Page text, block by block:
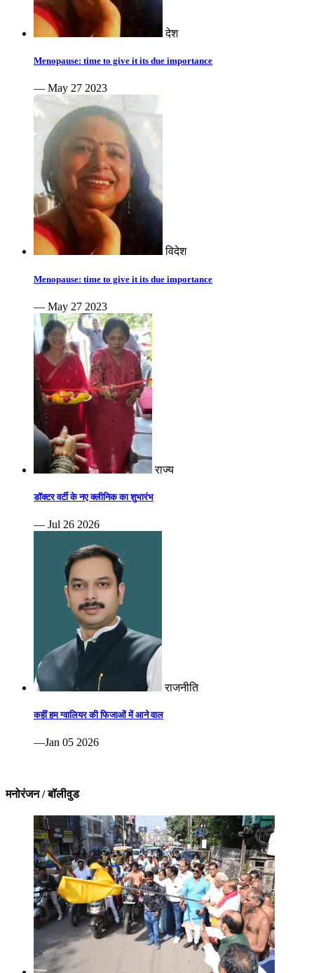
देश
Menopause: time to give it its due importance
— May 27 2023
विदेश
Menopause: time to give it its due importance
— May 27 2023
राज्य
डॉक्टर वर्टी के नए क्लीनिक का शुभारंभ
— Jul 26 2026
राजनीति
कहीं हम ग्वालियर की फिजाओं में आने वाल
—Jan 05 2026
मनोरंजन / बॉलीवुड